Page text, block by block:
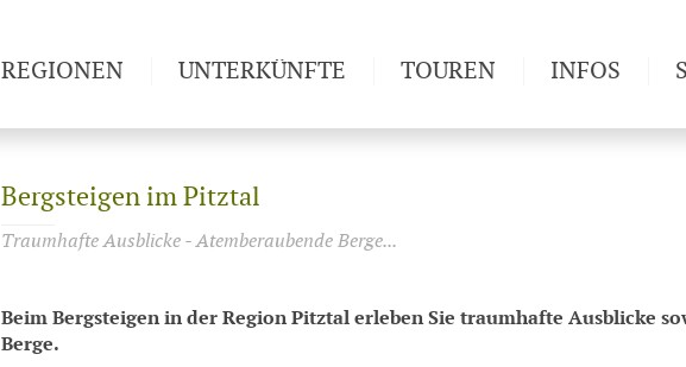
Bergsteigen im Pitztal
Traumhafte Ausblicke - Atemberaubende Berge...
Beim Bergsteigen in der Region Pitztal erleben Sie traumhafte Ausblicke
Berge.
REGIONEN UNTERKÜNFTE TOUREN INFOS
Newsletter